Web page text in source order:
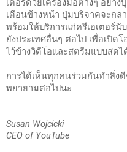
เตอร์ด้วยเครื่องมือต่างๆ อย่า
เดือนข้างหน้า ปุ่มบริจาคจะกล
พร้อมให้บริการแก่ครีเอเตอร์นั
ยังประเทศอื่นๆ ต่อไป เพื่อเปิ
ไว้ข้างวิดีโอและสตรีมแบบสดไ
การได้เห็นทุกคนร่วมกันทำสิ่ง
พยายามต่อไปนะ
Susan Wojcicki
CEO of YouTube